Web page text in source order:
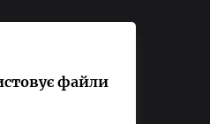
мережах
файли